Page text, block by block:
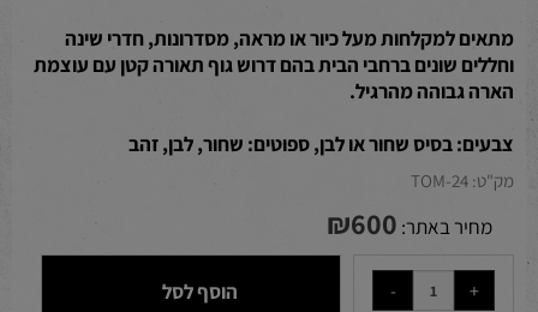
מתאים למקלחות מעל כיור או מראה, מסדרונות, חדרי שינה
וחללים שונים ברחבי הבית בהם דרוש גוף תאורה קטן עם עוצמת
הארה גבוהה מהרגיל.
צבעים: בסיס שחור או לבן, ספוטים: שחור, לבן, זהב
מק"ט: TOM-24
מחיר באתר: ₪600
הוסף לסל